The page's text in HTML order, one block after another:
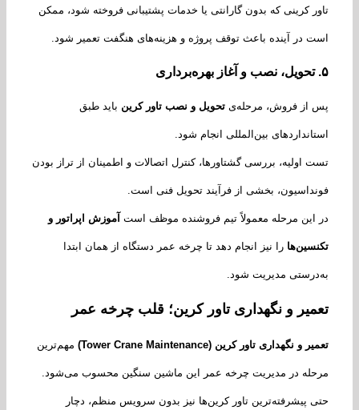
کرینی که بدون گارانتی یا خدمات پشتیبانی فروخته شود، ممکن
در آینده باعث توقف پروژه و هزینه‌های هنگفت تعمیر شود.
تحویل، نصب و آغاز بهره‌برداری
از فروش، مرحله‌یتحویل و نصب تاور کرین باید طبق
بین‌المللی انجام شود.
اولیه، بررسی گشتاورها، کنترل اتصالات و اطمینان از تراز بودن
بخشی از فرآیند تحویل فنی است.
این مرحله معمولاً تیم فروشنده موظف استآموزش اپراتور و
را نیز انجام دهد تا چرخه عمر دستگاه از همان ابتدا
مدیریت شود.
و نگهداری تاور کرین؛ قلب چرخه عمر
و نگهداری تاور کرین (Tower Crane Maintenance) مهم‌ترین
در مدیریت چرخه عمر این ماشین سنگین محسوب می‌شود.
پیشرفته‌ترین تاور کرین‌ها نیز بدون سرویس منظم، دچار